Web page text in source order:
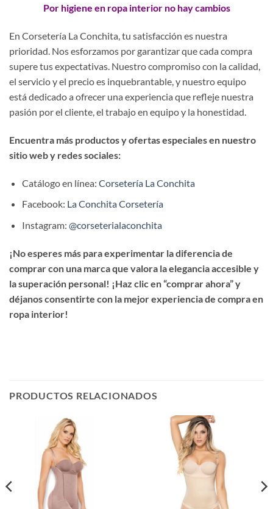
Por higiene en ropa interior no hay cambios
En Corsetería La Conchita, tu satisfacción es nuestra
prioridad. Nos esforzamos por garantizar que cada compra
supere tus expectativas. Nuestro compromiso con la calidad,
el servicio y el precio es inquebrantable, y nuestro equipo
está dedicado a ofrecer una experiencia que refleje nuestra
pasión por el cliente, el trabajo en equipo y la honestidad.
Encuentra más productos y ofertas especiales en nuestro
sitio web y redes sociales:
Catálogo en línea: Corsetería La Conchita
Facebook: La Conchita Corsetería
Instagram: @corseterialaconchita
¡No esperes más para experimentar la diferencia de
comprar con una marca que valora la elegancia accesible y
la superación personal! ¡Haz clic en “comprar ahora” y
déjanos consentirte con la mejor experiencia de compra en
ropa interior!
PRODUCTOS RELACIONADOS